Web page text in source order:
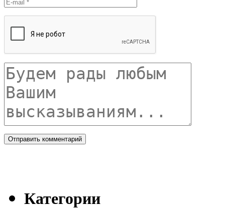
Категории